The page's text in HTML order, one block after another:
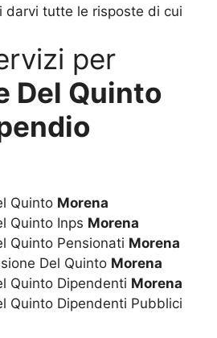
darvi tutte le risposte di cui
per
Del Quinto
Quinto Morena
Quinto Inps Morena
Quinto Pensionati Morena
Del Quinto Morena
Quinto Dipendenti Morena
Quinto Dipendenti Pubblici